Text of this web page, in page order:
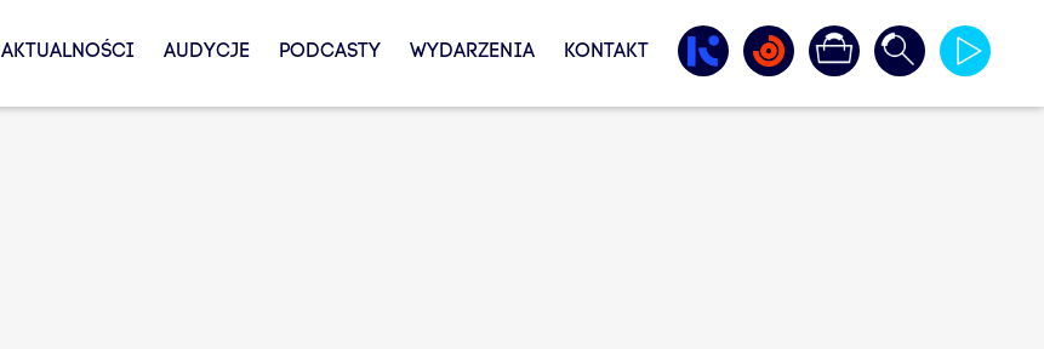
AKTUALNOŚCI AUDYCJE PODCASTY WYDARZENIA KONTAKT